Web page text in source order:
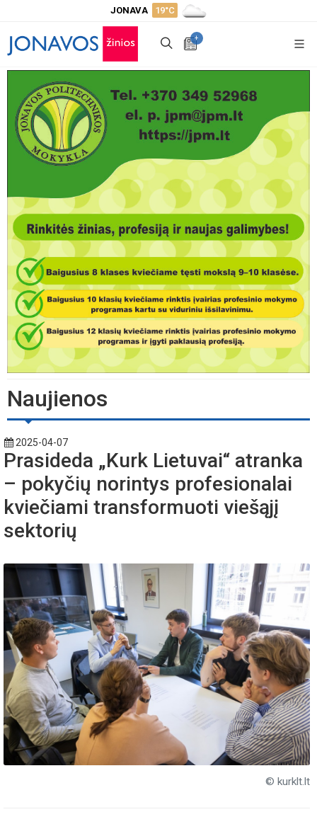
JONAVA 19°C
+
Naujienos
2025-04-07
Prasideda „Kurk Lietuvai“ atranka
– pokyčių norintys profesionalai
kviečiami transformuoti viešąjį
sektorių
© kurklt.lt